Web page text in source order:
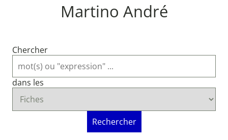
Martino André
Chercher
dans les
Rechercher